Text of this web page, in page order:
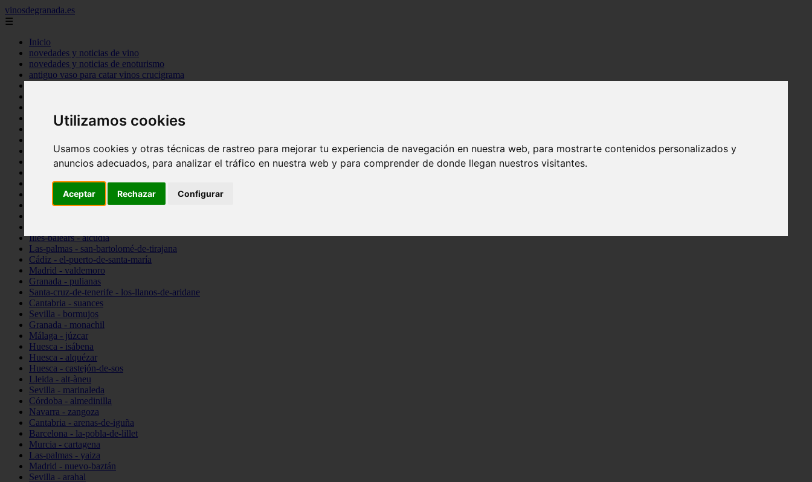
Utilizamos cookies
Usamos cookies y otras técnicas de rastreo para mejorar tu experiencia de navegación en nuestra web, para mostrarte contenidos personalizados y
anuncios adecuados, para analizar el tráfico en nuestra web y para comprender de donde llegan nuestros visitantes.
Aceptar Rechazar Configurar
vinosdegranada.es
☰
Inicio
novedades y noticias de vino
novedades y noticias de enoturismo
antiguo vaso para catar vinos crucigrama
Sevilla - sevilla
Barcelona - barcelona
Santa-cruz-de-tenerife - guía-de-isora
La-rioja - casalarreina
Almería - roquetas-de-mar
Illes-balears - alcúdia
Las-palmas - san-bartolomé-de-tirajana
Cádiz - el-puerto-de-santa-maría
Madrid - valdemoro
Granada - pulianas
Santa-cruz-de-tenerife - los-llanos-de-aridane
Cantabria - suances
Sevilla - bormujos
Granada - monachil
Málaga - júzcar
Huesca - isábena
Huesca - alquézar
Huesca - castejón-de-sos
Lleida - alt-àneu
Sevilla - marinaleda
Córdoba - almedinilla
Navarra - zangoza
Cantabria - arenas-de-iguña
Barcelona - la-pobla-de-lillet
Murcia - cartagena
Las-palmas - yaiza
Madrid - nuevo-baztán
Sevilla - arahal